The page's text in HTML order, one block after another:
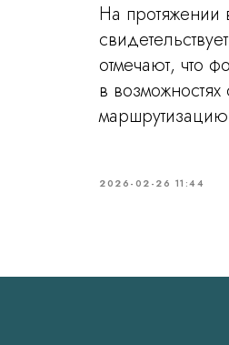
На протяжении
отмечают, что
в
2026-02-26 11:44